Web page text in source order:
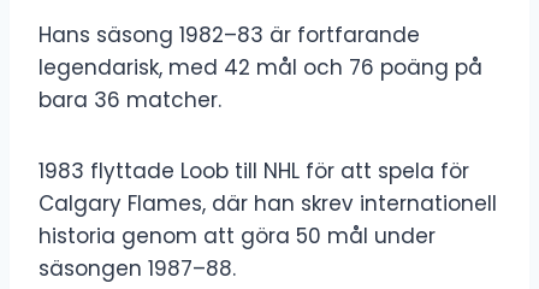
Hans säsong 1982–83 är fortfarande
legendarisk, med 42 mål och 76 poäng på
bara 36 matcher.
1983 flyttade Loob till NHL för att spela för
Calgary Flames, där han skrev internationell
historia genom att göra 50 mål under
säsongen 1987–88.